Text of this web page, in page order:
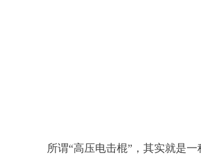
所谓“高压电击棍”，其实就是